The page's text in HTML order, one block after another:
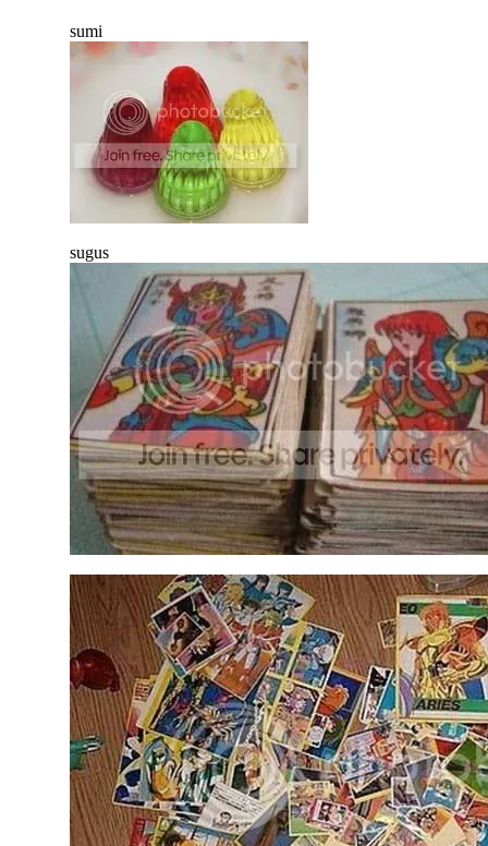
sumi
sugus